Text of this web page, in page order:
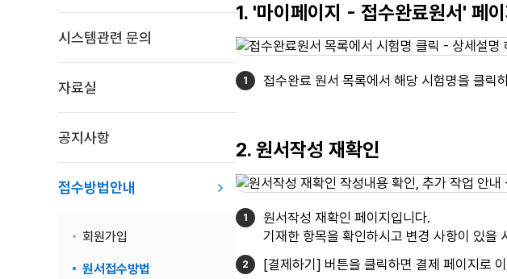
시스템관련 문의
자료실
공지사항
접수방법안내
회원가입
원서접수방법
원서작성
재확인
1. '마이페이지 - 접수완료원서' 페
접수완료 원서 목록에서 해당 시험명을 클릭
2. 원서작성 재확인
원서작성 재확인 페이지입니다.
기재한 항목을 확인하시고 변경 사항이 있을
[결제하기] 버튼을 클릭하면 결제 페이지로